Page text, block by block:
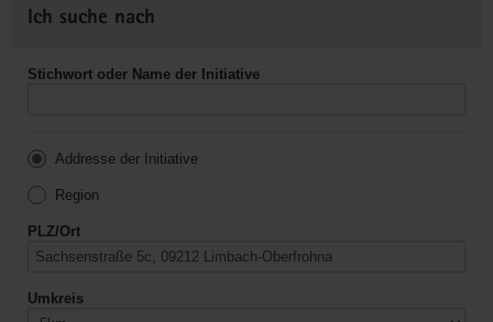
Ich suche nach
Stichwort oder Name der Initiative
Addresse der Initiative
Region
PLZ/Ort
Umkreis